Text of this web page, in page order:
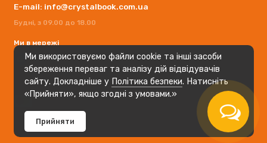
Ми використовуємо файли cookie та інші засоби
збереження переваг та аналізу дій відвідувачів
сайту. Докладніше у Політика безпеки. Натисніть
«Прийняти», якщо згодні з умовами.»
Прийняти
E-mail: info@crystalbook.com.ua
Будні, з 09.00 до 18.00
Ми в мережі